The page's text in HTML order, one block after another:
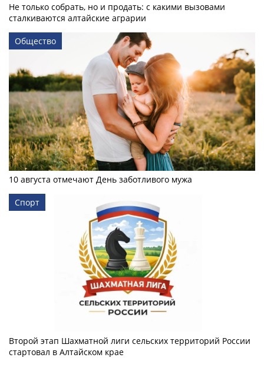
Не только собрать, но и продать: с какими вызовами
сталкиваются алтайские аграрии
Общество
10 августа отмечают День заботливого мужа
Спорт
Второй этап Шахматной лиги сельских территорий России
стартовал в Алтайском крае